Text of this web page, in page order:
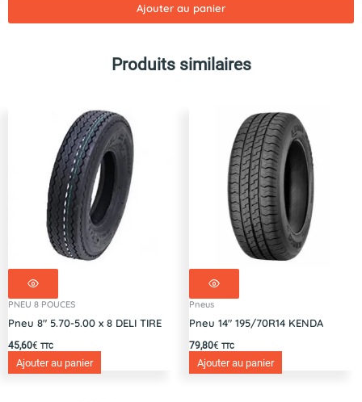
RADIAL
Ajouter au panier
Produits similaires
PNEU 8 POUCES
Pneu 8″ 5.70-5.00 x 8 DELI TIRE
45,60€ TTC
Ajouter au panier
Pneus
Pneu 14″ 195/70R14 KENDA
79,80€ TTC
Ajouter au panier